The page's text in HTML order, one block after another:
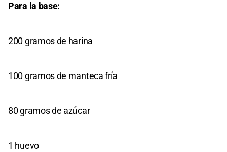
Para la base:
200 gramos de harina
100 gramos de manteca fría
80 gramos de azúcar
1 huevo